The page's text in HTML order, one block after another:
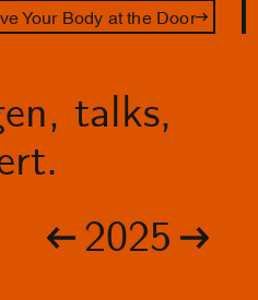
Your Body at the Door
talks,
2025